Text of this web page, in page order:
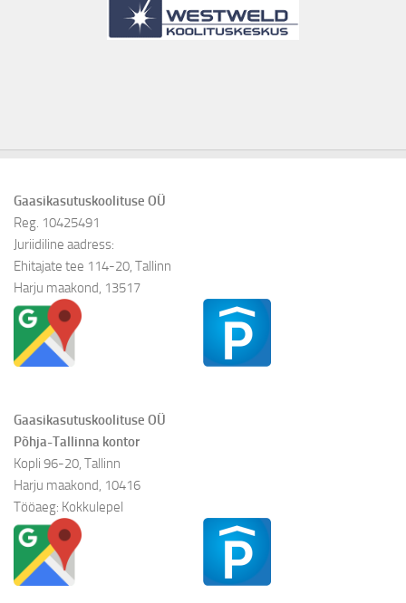
Gaasikasutuskoolituse OÜ
Reg. 10425491
Juriidiline aadress:
Ehitajate tee 114-20, Tallinn
Harju maakond, 13517
Gaasikasutuskoolituse OÜ
Põhja-Tallinna kontor
Kopli 96-20, Tallinn
Harju maakond, 10416
Tööaeg: Kokkulepel